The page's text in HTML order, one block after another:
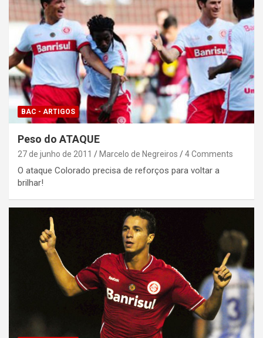
BAC - ARTIGOS
Peso do ATAQUE
27 de junho de 2011 Marcelo de Negreiros 4 Comments
O ataque Colorado precisa de reforços para voltar a
brilhar!